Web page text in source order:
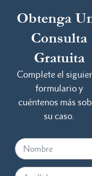
Obtenga
Consulta
Gratuita
Complete el
formulario y
cuéntenos más
su caso.